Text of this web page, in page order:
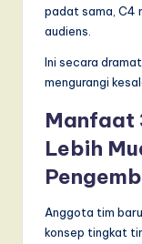
padat sama, C4
audiens.
Ini secara
mengurangi
Manfaat
Lebih
Anggota tim
konsep tingkat